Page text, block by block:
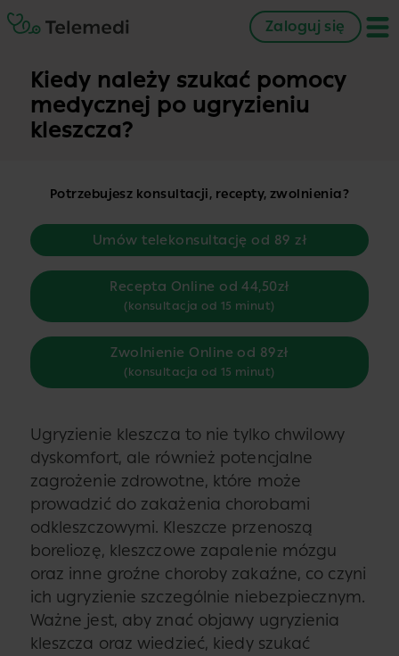
Zaloguj się
Kiedy należy szukać pomocy
medycznej po ugryzieniu
kleszcza?
Potrzebujesz konsultacji, recepty, zwolnienia?
Umów telekonsultację od 89 zł
Recepta Online od 44,50zł
(konsultacja od 15 minut)
Zwolnienie Online od 89zł
(konsultacja od 15 minut)
Ugryzienie kleszcza to nie tylko chwilowy
dyskomfort, ale również potencjalne
zagrożenie zdrowotne, które może
prowadzić do zakażenia chorobami
odkleszczowymi. Kleszcze przenoszą
boreliozę, kleszczowe zapalenie mózgu
oraz inne groźne choroby zakaźne, co czyni
ich ugryzienie szczególnie niebezpiecznym.
Ważne jest, aby znać objawy ugryzienia
kleszcza oraz wiedzieć, kiedy szukać